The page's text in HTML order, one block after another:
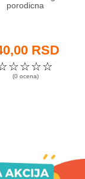
porodicna
RSD
☆
☆
☆
☆
(0 ocena)